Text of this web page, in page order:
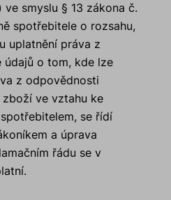
ve smyslu § 13 zákona č.
spotřebitele o rozsahu,
uplatnění práva z
údajů o tom, kde lze
z odpovědnosti
ve vztahu ke
se řídí
a úprava
řádu se v